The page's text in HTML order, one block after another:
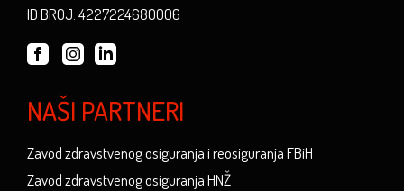
ID BROJ: 4227224680006
NAŠI PARTNERI
Zavod zdravstvenog osiguranja i reosiguranja FBiH
Zavod zdravstvenog osiguranja HNŽ